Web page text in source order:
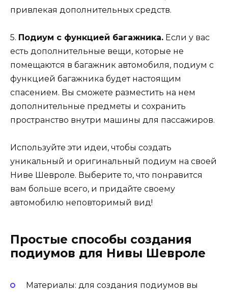
привлекая дополнительных средств.
5. Подиум с функцией багажника. Если у вас
есть дополнительные вещи, которые не
помещаются в багажник автомобиля, подиум с
функцией багажника будет настоящим
спасением. Вы сможете разместить на нем
дополнительные предметы и сохранить
пространство внутри машины для пассажиров.
Используйте эти идеи, чтобы создать
уникальный и оригинальный подиум на своей
Ниве Шевроле. Выберите то, что понравится
вам больше всего, и придайте своему
автомобилю неповторимый вид!
Простые способы создания
подиумов для Нивы Шевроле
Материалы: для создания подиумов вы